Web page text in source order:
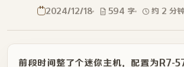
2024/12/18 594 字 约 2 分钟
前段时间整了个迷你主机，配置为R7-